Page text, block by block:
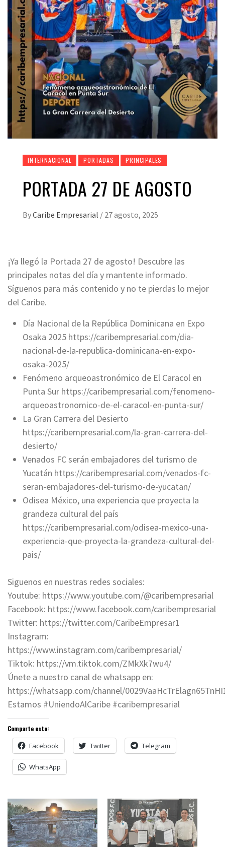
INTERNACIONAL PORTADAS PRINCIPALES
PORTADA 27 DE AGOSTO
ByCaribe Empresarial / 27 agosto, 2025
¡Ya llegó la Portada 27 de agosto! Descubre las
principales notas del día y mantente informado.
Síguenos para más contenido y no te pierdas lo mejor
del Caribe.
Día Nacional de la República Dominicana en Expo
Osaka 2025 https://caribempresarial.com/dia-
nacional-de-la-republica-dominicana-en-expo-
osaka-2025/
Fenómeno arqueoastronómico de El Caracol en
Punta Sur https://caribempresarial.com/fenomeno-
arqueoastronomico-de-el-caracol-en-punta-sur/
La Gran Carrera del Desierto
https://caribempresarial.com/la-gran-carrera-del-
desierto/
Venados FC serán embajadores del turismo de
Yucatán https://caribempresarial.com/venados-fc-
seran-embajadores-del-turismo-de-yucatan/
Odisea México, una experiencia que proyecta la
grandeza cultural del país
https://caribempresarial.com/odisea-mexico-una-
experiencia-que-proyecta-la-grandeza-cultural-del-
pais/
Siguenos en nuestras redes sociales:
Youtube: https://www.youtube.com/@caribempresarial
Facebook: https://www.facebook.com/caribempresarial
Twitter: https://twitter.com/CaribeEmpresar1
Instagram:
https://www.instagram.com/caribempresarial/
Tiktok: https://vm.tiktok.com/ZMkXk7wu4/
Únete a nuestro canal de whatsapp en:
https://whatsapp.com/channel/
Estamos #UniendoAlCaribe #caribempresarial
Comparte esto:
Facebook Twitter Telegram
WhatsApp